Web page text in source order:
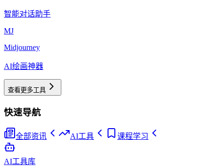
智能对话助手
MJ
Midjourney
AI绘画神器
查看更多工具
快速导航
全部资讯 AI工具 课程学习
AI工具库